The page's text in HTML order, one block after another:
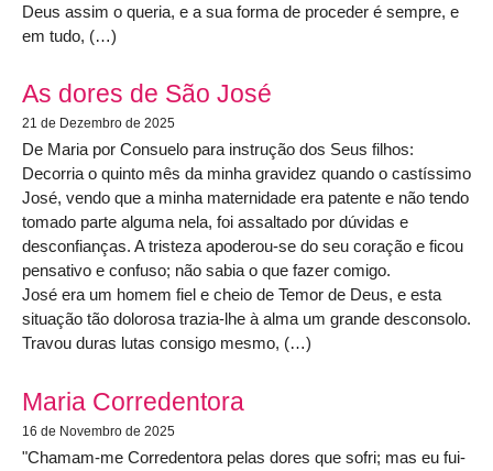
Deus assim o queria, e a sua forma de proceder é sempre, e
em tudo, (…)
As dores de São José
21 de Dezembro de 2025
De Maria por Consuelo para instrução dos Seus filhos:
Decorria o quinto mês da minha gravidez quando o castíssimo
José, vendo que a minha maternidade era patente e não tendo
tomado parte alguma nela, foi assaltado por dúvidas e
desconfianças. A tristeza apoderou-se do seu coração e ficou
pensativo e confuso; não sabia o que fazer comigo.
José era um homem fiel e cheio de Temor de Deus, e esta
situação tão dolorosa trazia-lhe à alma um grande desconsolo.
Travou duras lutas consigo mesmo, (…)
Maria Corredentora
16 de Novembro de 2025
"Chamam-me Corredentora pelas dores que sofri; mas eu fui-